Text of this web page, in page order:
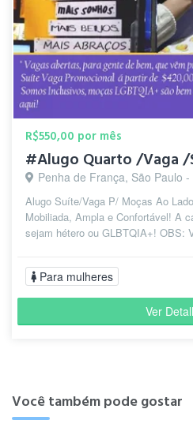
R$550,00 por mês
Penha de França, São Paulo -
Alugo Suíte/Vaga P/ Moças Ao
Mobiliada, Ampla e Confortável! A
sejam hétero ou GLBTQIA+! OBS:
Para mulheres
Ver
Você também pode gostar